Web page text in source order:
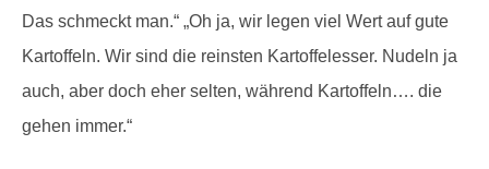
Das schmeckt man.“ „Oh ja, wir legen viel Wert auf gute
Kartoffeln. Wir sind die reinsten Kartoffelesser. Nudeln ja
auch, aber doch eher selten, während Kartoffeln…. die
gehen immer.“